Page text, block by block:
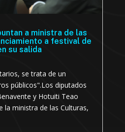
a ministra de las
a festival de
su salida
se trata de un
públicos".Los diputados
y Hotuiti Teao
la ministra de las Culturas,